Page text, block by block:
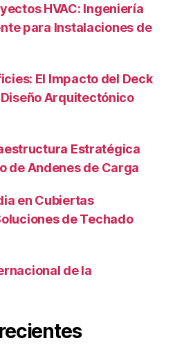
HVAC: Ingeniería
para Instalaciones de
El Impacto del Deck
Diseño Arquitectónico
Estratégica
de Andenes de Carga
en Cubiertas
de Techado
de la